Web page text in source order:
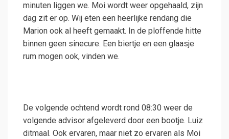
minuten liggen we. Moi wordt weer opgehaald, zijn
dag zit er op. Wij eten een heerlijke rendang die
Marion ook al heeft gemaakt. In de ploffende hitte
binnen geen sinecure. Een biertje en een glaasje
rum mogen ook, vinden we.
De volgende ochtend wordt rond 08:30 weer de
volgende advisor afgeleverd door een bootje. Luiz
ditmaal. Ook ervaren, maar niet zo ervaren als Moi